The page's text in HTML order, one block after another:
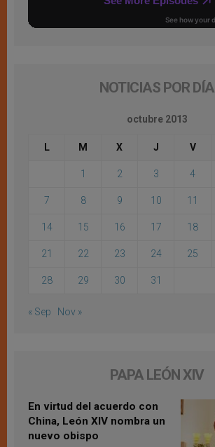
NOTICIAS POR DÍA
octubre 2013
L M X J V
1 2 3 4
7 8 9 10 11
14 15 16 17 18
21 22 23 24 25
28 29 30 31
« Sep Nov »
PAPA LEÓN XIV
En virtud del acuerdo con
China, León XIV nombra un
nuevo obispo